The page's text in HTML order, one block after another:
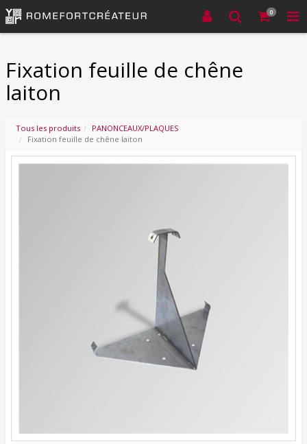
0
Fixation feuille de chêne
laiton
Tous les produits
PANONCEAUX/PLAQUES
Fixation feuille de chêne laiton